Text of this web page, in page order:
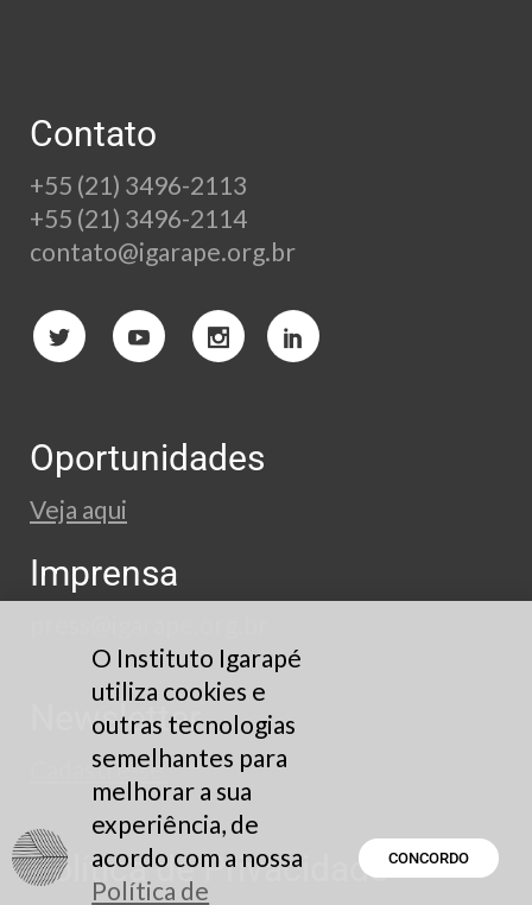
Contato
+55 (21) 3496-2113
+55 (21) 3496-2114
contato@igarape.org.br
Oportunidades
Veja aqui
Imprensa
Newsletter
Cadastre-se
Política de Privacidade
O Instituto Igarapé
utiliza cookies e
outras tecnologias
semelhantes para
melhorar a sua
experiência, de
acordo com a nossa
Política de
CONCORDO